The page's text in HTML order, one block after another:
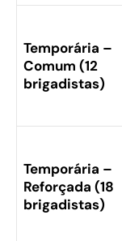
Temporária –
Comum (12
brigadistas)
Temporária –
Reforçada (18
brigadistas)